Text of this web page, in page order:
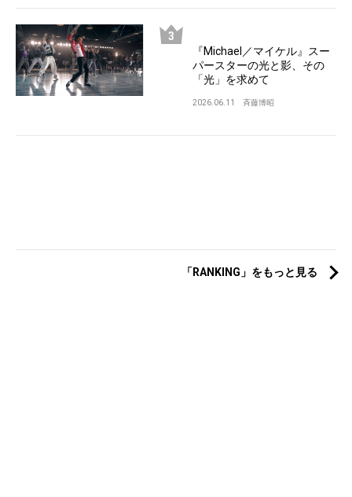
『Michael／マイケル』スー
パースターの光と影、その
「光」を求めて
2026.06.11 斉藤博昭
「RANKING」をもっと見る